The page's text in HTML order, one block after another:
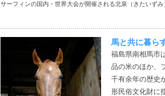
サーフィンの国内・世界大会が開催される北泉（きたいずみ
馬と共に暮ら
福島県南相馬市
品の米のほか、
千有余年の歴史
形民俗文化財に